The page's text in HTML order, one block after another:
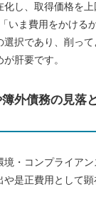
化し、取得価格を
いま費用をかける
選択であり、削っ
肝要です。
外債務の見落
・コンプライア
是正費用として顕